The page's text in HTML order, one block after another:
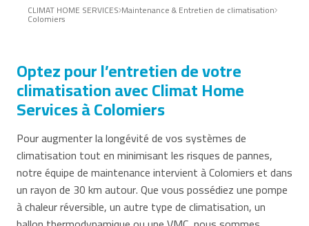
CLIMAT HOME SERVICES Maintenance & Entretien de climatisation
Colomiers
Optez pour l’entretien de votre
climatisation avec Climat Home
Services à Colomiers
Pour augmenter la longévité de vos systèmes de
climatisation tout en minimisant les risques de pannes,
notre équipe de maintenance intervient à Colomiers et dans
un rayon de 30 km autour. Que vous possédiez une pompe
à chaleur réversible, un autre type de climatisation, un